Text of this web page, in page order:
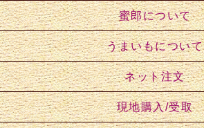
蜜郎について
うまいもについて
ネット注文
現地購入/受取